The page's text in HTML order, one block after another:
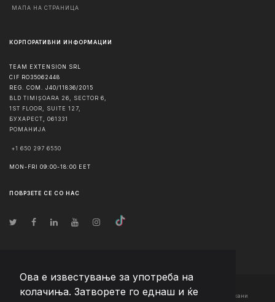
Ова е известување за употреба на
колачиња. Затворете го еднаш и ќе
МАПА НА СТРАНИЦА
КОРПОРАТИВНИ ИНФОРМАЦИИ
TEAM EXTENSION SRL
CIF RO35062448
REG. COM. J40/11836/2015
BLD TIMIȘOARA 26, SECTOR 6,
1ST FLOOR, SUITE 127,
БУХАРЕСТ
061331
РОМАНИЈА
+1 650 297 6550
MON-FRI 09:00-18:00 EET
ПОВРЗЕТЕ СЕ СО НАС
© Авторско право2026 Team Extension Macedonia - Сите права задржани